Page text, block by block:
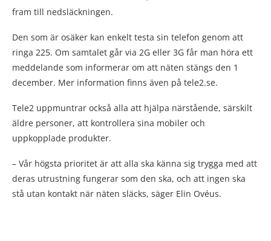
fram till nedsläckningen.
Den som är osäker kan enkelt testa sin telefon genom att
ringa 225. Om samtalet går via 2G eller 3G får man höra ett
meddelande som informerar om att näten stängs den 1
december. Mer information finns även på tele2.se.
Tele2 uppmuntrar också alla att hjälpa närstående, särskilt
äldre personer, att kontrollera sina mobiler och
uppkopplade produkter.
– Vår högsta prioritet är att alla ska känna sig trygga med att
deras utrustning fungerar som den ska, och att ingen ska
stå utan kontakt när näten släcks, säger Elin Ovéus.